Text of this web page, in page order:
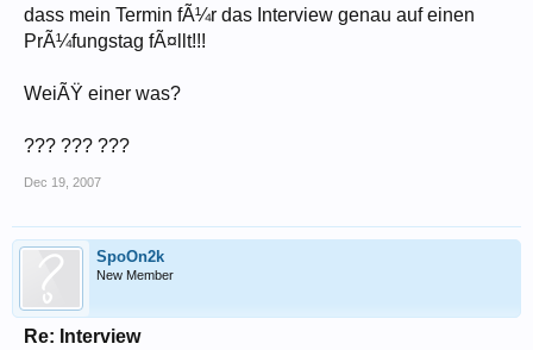
dass mein Termin fÃ¼r das Interview genau auf einen
PrÃ¼fungstag fÃ¤llt!!!
WeiÃŸ einer was?
??? ??? ???
Dec 19, 2007
SpoOn2k
New Member
Re: Interview